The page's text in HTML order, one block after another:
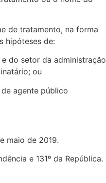
de tratamento, na forma
hipóteses de:
do setor da administração
ou
agente público
maio de 2019.
e 131º da República.